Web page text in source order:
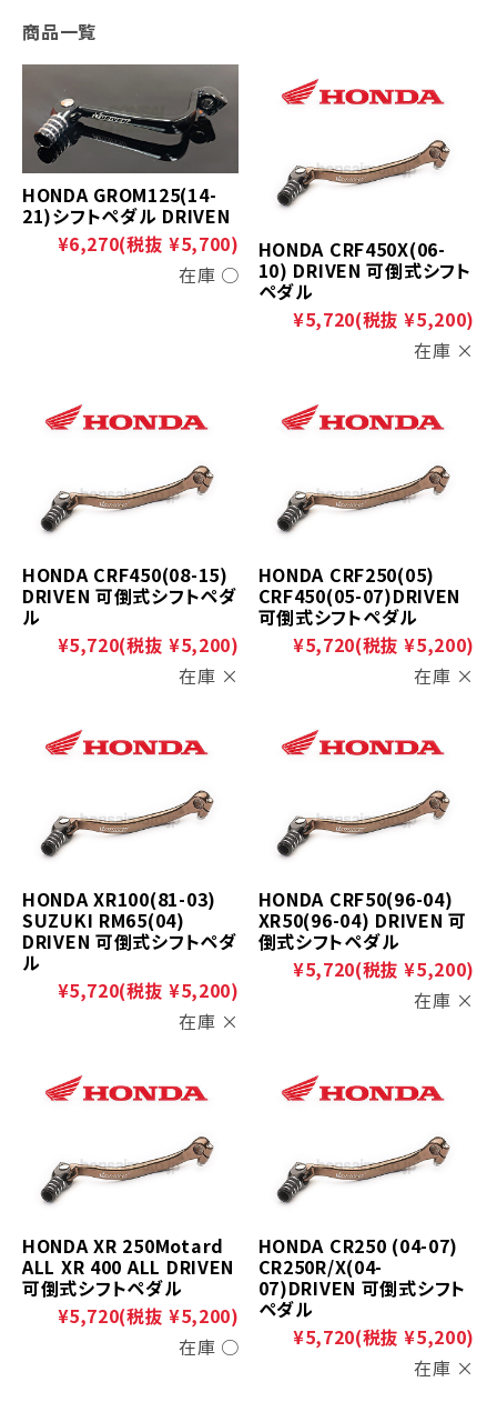
商品一覧
HONDA GROM125(14-
21)シフトペダル DRIVEN
¥6,270(税抜 ¥5,700)
在庫 ○
HONDA CRF450X(06-
10) DRIVEN 可倒式シフト
ペダル
¥5,720(税抜 ¥5,200)
在庫 ×
HONDA CRF450(08-15)
DRIVEN 可倒式シフトペダ
ル
¥5,720(税抜 ¥5,200)
在庫 ×
HONDA CRF250(05)
CRF450(05-07)DRIVEN
可倒式シフトペダル
¥5,720(税抜 ¥5,200)
在庫 ×
HONDA XR100(81-03)
SUZUKI RM65(04)
DRIVEN 可倒式シフトペダ
ル
¥5,720(税抜 ¥5,200)
在庫 ×
HONDA CRF50(96-04)
XR50(96-04) DRIVEN 可
倒式シフトペダル
¥5,720(税抜 ¥5,200)
在庫 ×
HONDA XR 250Motard
ALL XR 400 ALL DRIVEN
可倒式シフトペダル
¥5,720(税抜 ¥5,200)
在庫 ○
HONDA CR250 (04-07)
CR250R/X(04-
07)DRIVEN 可倒式シフト
ペダル
¥5,720(税抜 ¥5,200)
在庫 ×